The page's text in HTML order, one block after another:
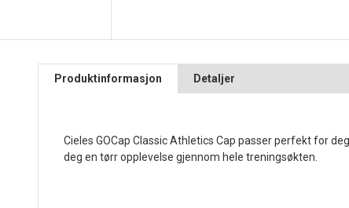
Produktinformasjon Detaljer
Cieles GOCap Classic Athletics Cap passer perfekt for
deg en tørr opplevelse gjennom hele treningsøkten.